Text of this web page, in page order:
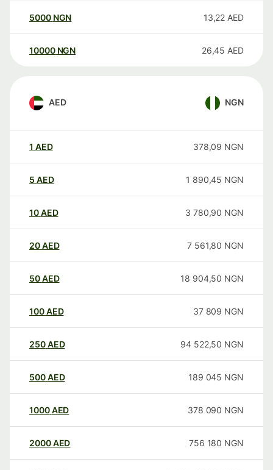
5000 NGN 13,22 AED
10000 NGN 26,45 AED
AED NGN
1 AED 378,09 NGN
5 AED 1 890,45 NGN
10AED 3 780,90 NGN
20AED 7 561,80 NGN
50AED 18 904,50 NGN
100AED 37 809 NGN
250AED 94 522,50 NGN
500AED 189 045 NGN
1000AED 378 090 NGN
2000AED 756 180 NGN